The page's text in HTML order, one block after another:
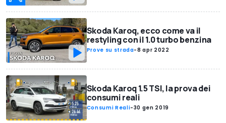
Skoda Karoq, ecco come va il
restyling con il 1.0 turbo benzina
Prove su strada-8 apr 2022
Skoda Karoq 1.5 TSI, la prova dei
consumi reali
Consumi Reali-30 gen 2019